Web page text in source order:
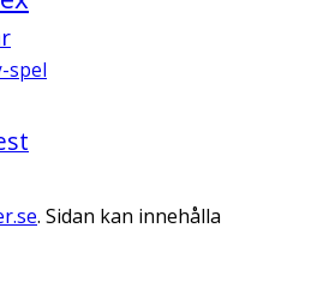
spel
. Sidan kan innehålla